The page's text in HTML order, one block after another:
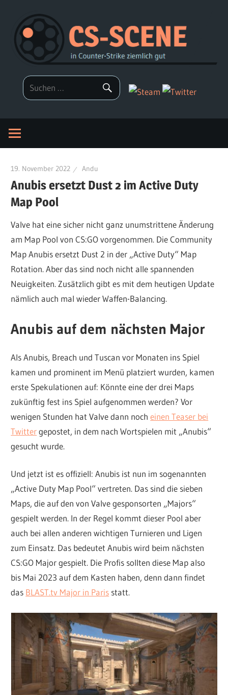
Inhalt
springen
19. November 2022 Andu
Anubis ersetzt Dust 2 im Active Duty
Map Pool
Valve hat eine sicher nicht ganz unumstrittene Änderung
am Map Pool von CS:GO vorgenommen. Die Community
Map Anubis ersetzt Dust 2 in der „Active Duty“ Map
Rotation. Aber das sind noch nicht alle spannenden
Neuigkeiten. Zusätzlich gibt es mit dem heutigen Update
nämlich auch mal wieder Waffen-Balancing.
Anubis auf dem nächsten Major
Als Anubis, Breach und Tuscan vor Monaten ins Spiel
kamen und prominent im Menü platziert wurden, kamen
erste Spekulationen auf: Könnte eine der drei Maps
zukünftig fest ins Spiel aufgenommen werden? Vor
wenigen Stunden hat Valve dann nocheinen Teaser bei
Twittergepostet, in dem nach Wortspielen mit „Anubis“
gesucht wurde.
Und jetzt ist es offiziell: Anubis ist nun im sogenannten
„Active Duty Map Pool“ vertreten. Das sind die sieben
Maps, die auf den von Valve gesponsorten „Majors“
gespielt werden. In der Regel kommt dieser Pool aber
auch bei allen anderen wichtigen Turnieren und Ligen
zum Einsatz. Das bedeutet Anubis wird beim nächsten
CS:GO Major gespielt. Die Profis sollten diese Map also
bis Mai 2023 auf dem Kasten haben, denn dann findet
das BLAST.tv Major in Paris statt.